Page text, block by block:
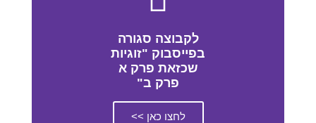
לקבוצה סגורה
בפייסבוק "זוגיות
שכזאת פרק א
פרק ב"
לחצו כאן >>